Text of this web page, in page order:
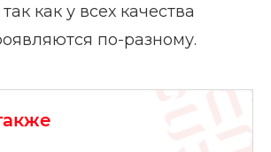
как у всех качества
по-разному.